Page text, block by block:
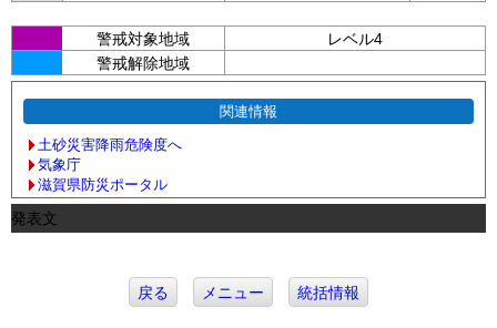
警戒対象地域
レベル4
警戒解除地域
関連情報
土砂災害降雨危険度へ
気象庁
滋賀県防災ポータル
発表文
戻る メニュー 統括情報